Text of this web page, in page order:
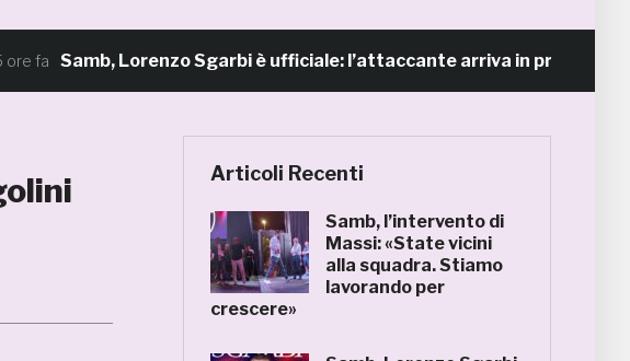
Samb, Lorenzo Sgarbi è ufficiale: l’attaccante arriva in prestito dal
Articoli Recenti
Samb, l’intervento di
Massi: «State vicini
alla squadra. Stiamo
lavorando per
crescere»